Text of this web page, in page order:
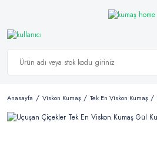
Anasayfa Viskon Kumaş Tek En Viskon Kumaş